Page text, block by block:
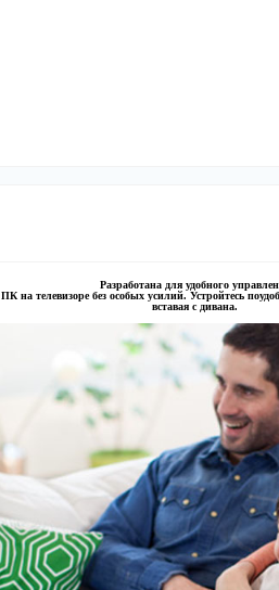
Разработана для удобного
телевизоре без особых усилий. Устройтесь
вставая с дивана.